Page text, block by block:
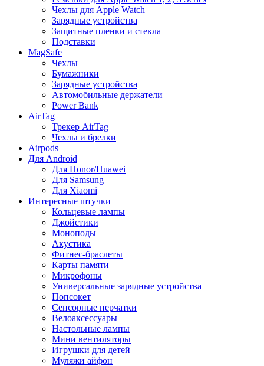
Чехлы для Apple Watch
Зарядные устройства
Защитные пленки и стекла
Подставки
MagSafe
Чехлы
Бумажники
Зарядные устройства
Автомобильные держатели
Power Bank
AirTag
Трекер AirTag
Чехлы и брелки
Airpods
Для Android
Для Honor/Huawei
Для Samsung
Для Xiaomi
Интересные штучки
Кольцевые лампы
Джойстики
Моноподы
Акустика
Фитнес-браслеты
Карты памяти
Микрофоны
Универсальные зарядные устройства
Попсокет
Сенсорные перчатки
Велоаксессуары
Настольные лампы
Мини вентиляторы
Игрушки для детей
Муляжи айфон